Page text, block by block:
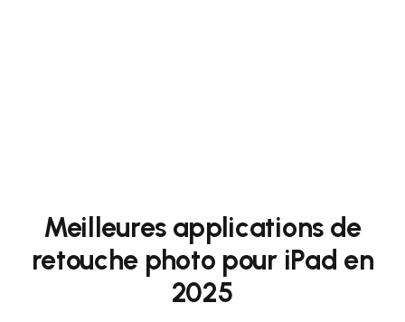
Meilleures applications de
retouche photo pour iPad en
2025